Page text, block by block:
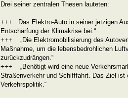
Drei seiner zentralen Thesen lauteten:
+++ „Das Elektro-Auto in seiner jetzigen
Entschärfung der Klimakrise bei.“
+++ „Die Elektromobilisierung des
Maßnahme, um die lebensbedrohlichen
zurückzudrängen.“
+++ „Benötigt wird eine neue
Straßenverkehr und Schifffahrt. Das Ziel ist
Verkehrspolitik.“